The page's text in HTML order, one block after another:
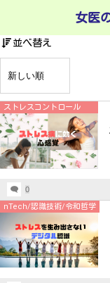
女医
並べ替え
ストレスコントロール
0
nTech/認識技術/令和哲学